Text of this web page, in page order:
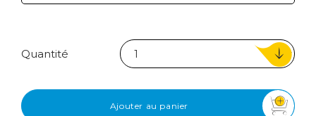
Quantité
Ajouter au panier